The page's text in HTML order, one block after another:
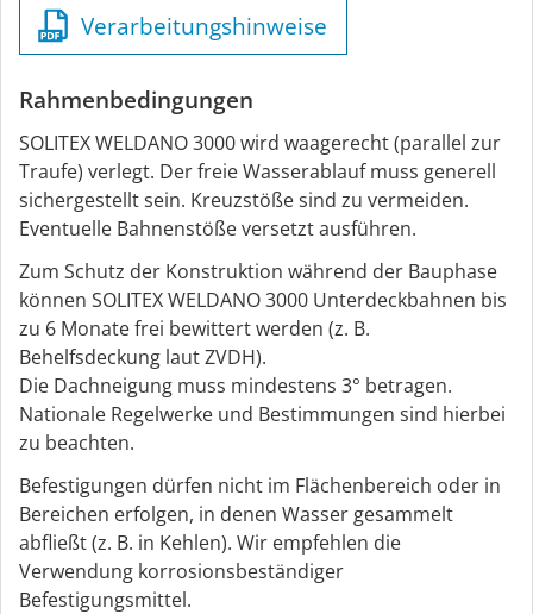
Verarbeitungshinweise
Rahmenbedingungen
SOLITEX WELDANO 3000 wird waagerecht (parallel zur
Traufe) verlegt. Der freie Wasserablauf muss generell
sichergestellt sein. Kreuzstöße sind zu vermeiden.
Eventuelle Bahnenstöße versetzt ausführen.
Zum Schutz der Konstruktion während der Bauphase
können SOLITEX WELDANO 3000 Unterdeckbahnen bis
zu 6 Monate frei bewittert werden (z. B.
Behelfsdeckung laut ZVDH).
Die Dachneigung muss mindestens 3° betragen.
Nationale Regelwerke und Bestimmungen sind hierbei
zu beachten.
Befestigungen dürfen nicht im Flächenbereich oder in
Bereichen erfolgen, in denen Wasser gesammelt
abfließt (z. B. in Kehlen). Wir empfehlen die
Verwendung korrosionsbeständiger
Befestigungsmittel.